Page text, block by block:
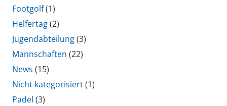
Footgolf(1)
Helfertag(2)
Jugendabteilung(3)
Mannschaften (22)
News (15)
Nicht kategorisiert(1)
Padel (3)